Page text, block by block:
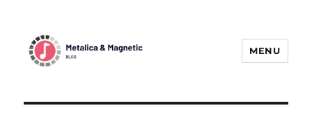
Menggetarkan Dunia Musik Metal
MENU